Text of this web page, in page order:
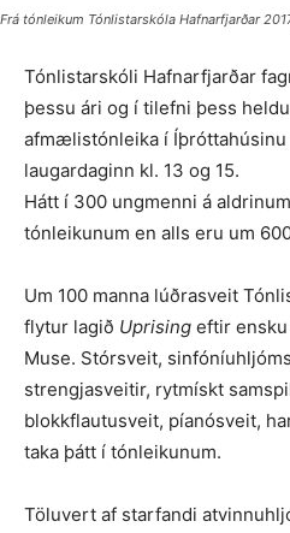
Frá tónleikum Tónlistarskóla Hafnarfjarðar
Tónlistarskóli Hafnarfjarðar
þessu ári og í tilefni þess
afmælistónleika í Íþróttahúsinu
laugardaginn kl. 13 og 15.
Hátt í 300 ungmenni á
tónleikunum en alls eru um
Um 100 manna lúðrasveit
flytur lagið Uprising eftir
Muse. Stórsveit,
strengjasveitir, rytmískt
blokkflautusveit, píanósveit,
taka þátt í tónleikunum.
Töluvert af starfandi